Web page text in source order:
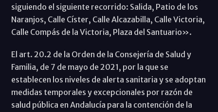
siguiendo el siguiente recorrido: Salida, Patio de los
Naranjos, Calle Císter, Calle Alcazabilla, Calle Victoria,
Calle Compás de la Victoria, Plaza del Santuario».
El art. 20.2 de la Orden de la Consejería de Salud y
Familia, de 7 de mayo de 2021, por la que se
establecen los niveles de alerta sanitaria y se adoptan
medidas temporales y excepcionales por razón de
salud pública en Andalucía para la contención de la